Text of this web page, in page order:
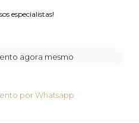
especialistas!
agora mesmo
por Whatsapp